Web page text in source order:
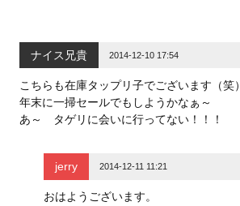
ナイス兄貴 2014-12-10 17:54
こちらも在庫タップリ子でございます（笑）
年末に一掃セールでもしようかなぁ～
あ～ タゲリに会いに行ってない！！！
jerry 2014-12-11 11:21
おはようございます。